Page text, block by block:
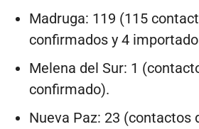
Madruga: 119 (115
confirmados y 4
Melena del Sur: 1
confirmado).
Nueva Paz: 23 (contactos